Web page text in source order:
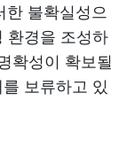
한 불확실성으
환경을 조성하
확성이 확보될
보류하고 있